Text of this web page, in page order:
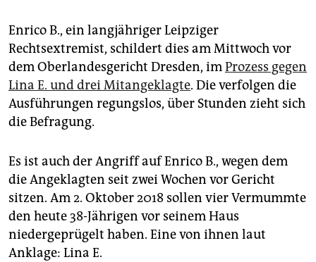
Enrico B., ein langjähriger Leipziger
Rechtsextremist, schildert dies am Mittwoch vor
dem Oberlandesgericht Dresden, imProzess gegen
Lina E. und drei Mitangeklagte. Die verfolgen die
Ausführungen regungslos, über Stunden zieht sich
die Befragung.
Es ist auch der Angriff auf Enrico B., wegen dem
die Angeklagten seit zwei Wochen vor Gericht
sitzen. Am 2. Oktober 2018 sollen vier Vermummte
den heute 38-Jährigen vor seinem Haus
niedergeprügelt haben. Eine von ihnen laut
Anklage: Lina E.